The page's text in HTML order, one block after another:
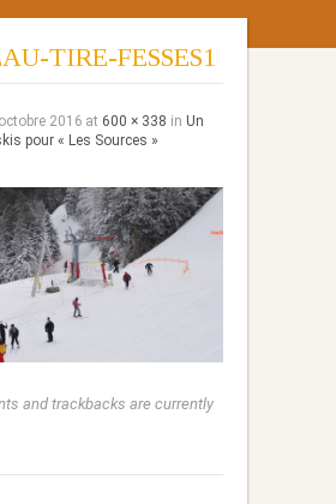
TIRE-FESSES1
2016 at 600 × 338 in Un
pour « Les Sources »
and trackbacks are currently